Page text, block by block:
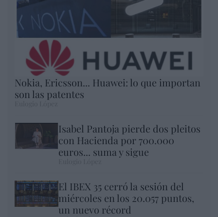
Nokia, Ericsson... Huawei: lo que importan
son las patentes
Isabel Pantoja pierde dos pleitos
con Hacienda por 700.000
euros... suma y sigue
El IBEX 35 cerró la sesión del
miércoles en los 20.057 puntos,
un nuevo récord